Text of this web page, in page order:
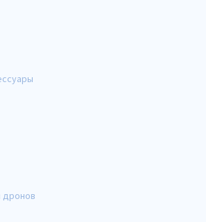
дронов